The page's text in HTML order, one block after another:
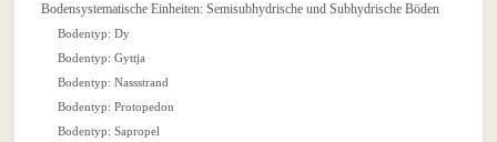
Bodensystematische Einheiten: Semisubhydrische und Subhydrische Böden
Bodentyp: Dy
Bodentyp: Gyttja
Bodentyp: Nassstrand
Bodentyp: Protopedon
Bodentyp: Sapropel